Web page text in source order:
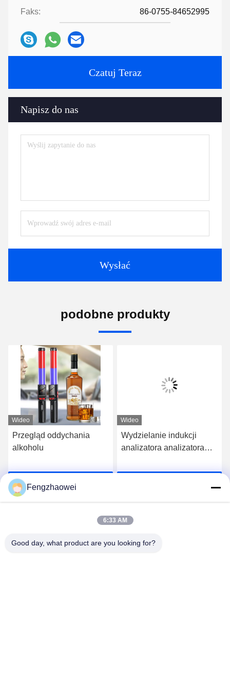
Faks: 86-0755-84652995
Czatuj Teraz
Napisz do nas
Wysłać
podobne produkty
Wideo
Przegląd oddychania
alkoholu
Czatuj Teraz
Wideo
Wydzielanie indukcji
analizatora analizatora
komercyjnego 3000
Fengzhaowei
6:33 AM
Good day, what product are you looking for?